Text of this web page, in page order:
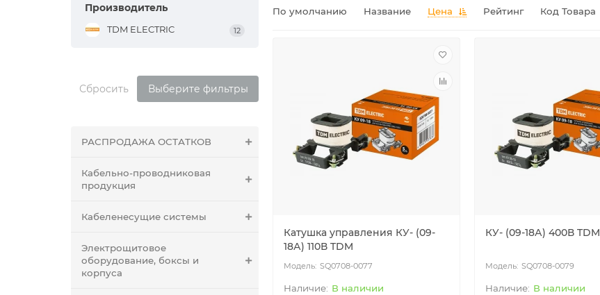
Производитель
TDM ELECTRIC 12
Сбросить Выберите фильтры
РАСПРОДАЖА ОСТАТКОВ
Кабельно-проводниковая
продукция
Кабеленесущие системы
Электрощитовое
оборудование, боксы и
корпуса
По умолчанию Название Цена Рейтинг Код Товара
Катушка управления КУ- (09-
18А) 110В TDM
SQ0708-0077
В наличии
КУ- (09-18А) 400В TDM
SQ0708-0079
В наличии